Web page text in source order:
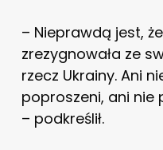
– Nieprawdą jest,
zrezygnowała ze
rzecz Ukrainy. Ani
poproszeni, ani nie
– podkreślił.